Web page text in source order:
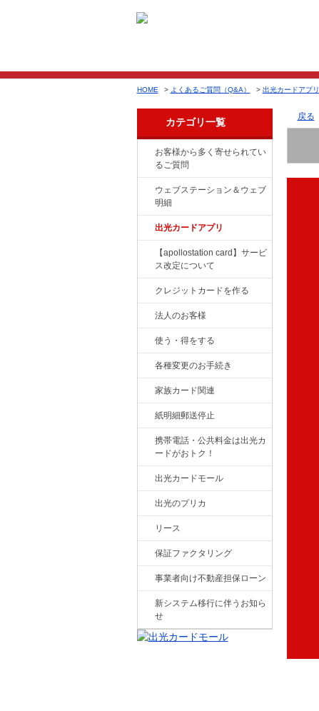
HOME > よくあるご質問（Q&A） > 出光カードアプリ
カテゴリ一覧
お客様から多く寄せられてい
るご質問
ウェブステーション＆ウェブ
明細
出光カードアプリ
【apollostation card】サービ
ス改定について
クレジットカードを作る
法人のお客様
使う・得をする
各種変更のお手続き
家族カード関連
紙明細郵送停止
携帯電話・公共料金は出光カ
ードがおトク！
出光カードモール
出光のプリカ
リース
保証ファクタリング
事業者向け不動産担保ローン
新システム移行に伴うお知ら
せ
戻る